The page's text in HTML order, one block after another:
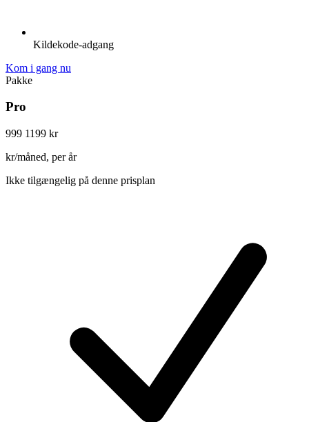
Kildekode-adgang
Kom i gang nu
Pakke
Pro
999 1199 kr
kr/måned, per år
Ikke tilgængelig på denne prisplan